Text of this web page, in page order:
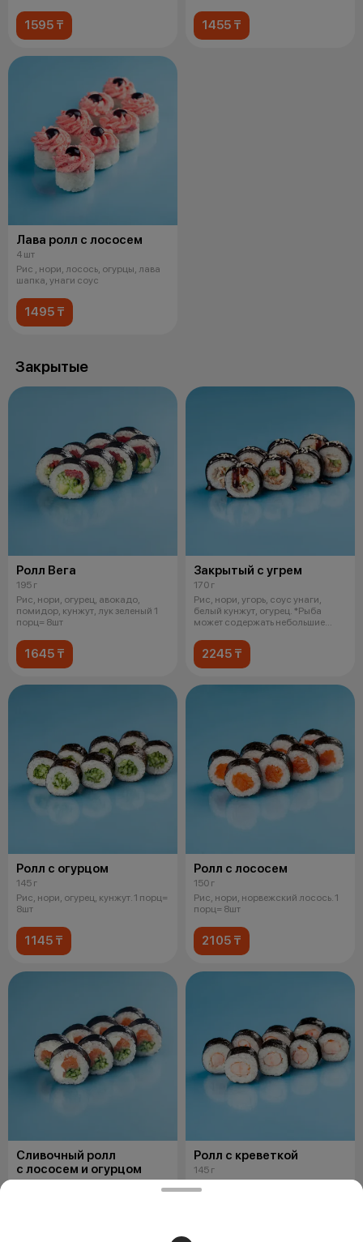
1595 ₸ 1455 ₸
Лава ролл с лососем
4 шт
Рис , нори, лосось, огурцы, лава
шапка, унаги соус
1495 ₸
Закрытые
Ролл Вега
195 г
Рис, нори, огурец, авокадо,
помидор, кунжут, лук зеленый 1
порц= 8шт
1645 ₸
Закрытый с угрем
170 г
Рис, нори, угорь, соус унаги,
белый кунжут, огурец. *Рыба
может содержать небольшие
2245 ₸
Ролл с огурцом
145 г
Рис, нори, огурец, кунжут. 1 порц=
8шт
1145 ₸
Ролл с лососем
150 г
Рис, нори, норвежский лосось. 1
порц= 8шт
2105 ₸
Сливочный ролл
с лососем и огурцом
Ролл с креветкой
145 г